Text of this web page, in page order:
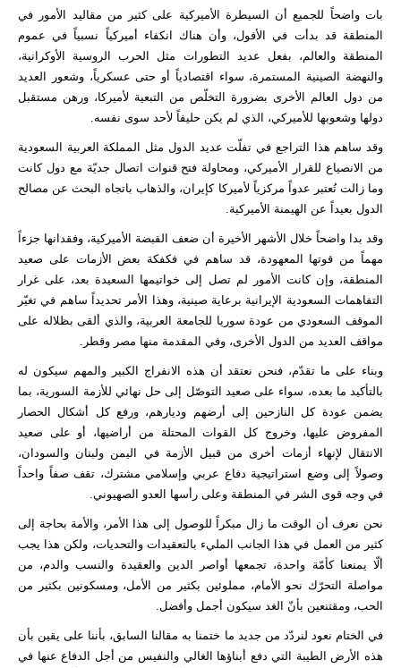
بات واضحاً للجميع أن السيطرة الأميركية على كثير من مقاليد الأمور في
المنطقة قد بدأت في الأفول، وأن هناك انكفاء أميركياً نسبياً في عموم
المنطقة والعالم، بفعل عديد التطورات مثل الحرب الروسية الأوكرانية،
والنهضة الصينية المستمرة، سواء اقتصادياً أو حتى عسكرياً، وشعور العديد
من دول العالم الأخرى بضرورة التخلّص من التبعية لأميركا، ورهن مستقبل
دولها وشعوبها للأميركي، الذي لم يكن حليفاً لأحد سوى نفسه.
وقد ساهم هذا التراجع في تفلّت عديد الدول مثل المملكة العربية السعودية
من الانصياع للقرار الأميركي، ومحاولة فتح قنوات اتصال جديّة مع دول كانت
وما زالت تُعتبر عدواً مركزياً لأميركا كإيران، والذهاب باتجاه البحث عن مصالح
الدول بعيداً عن الهيمنة الأميركية.
وقد بدا واضحاً خلال الأشهر الأخيرة أن ضعف القبضة الأميركية، وفقدانها جزءاً
مهماً من قوتها المعهودة، قد ساهم في فكفكة بعض الأزمات على صعيد
المنطقة، وإن كانت الأمور لم تصل إلى خواتيمها السعيدة بعد، على غرار
التفاهمات السعودية الإيرانية برعاية صينية، وهذا الأمر تحديداً ساهم في تغيّر
الموقف السعودي من عودة سوريا للجامعة العربية، والذي ألقى بظلاله على
مواقف العديد من الدول الأخرى، وفي المقدمة منها مصر وقطر.
وبناء على ما تقدّم، فنحن نعتقد أن هذه الانفراج الكبير والمهم سيكون له
بالتأكيد ما بعده، سواء على صعيد التوصّل إلى حل نهائي للأزمة السورية، بما
يضمن عودة كل النازحين إلى أرضهم وديارهم، ورفع كل أشكال الحصار
المفروض عليها، وخروج كل القوات المحتلة من أراضيها، أو على صعيد
الانتقال لإنهاء أزمات أخرى من قبيل الأزمة في اليمن ولبنان والسودان،
وصولاً إلى وضع استراتيجية دفاع عربي وإسلامي مشترك، تقف صفاً واحداً
في وجه قوى الشر في المنطقة وعلى رأسها العدو الصهيوني.
نحن نعرف أن الوقت ما زال مبكراً للوصول إلى هذا الأمر، والأمة بحاجة إلى
كثير من العمل في هذا الجانب المليء بالتعقيدات والتحديات، ولكن هذا يجب
ألّا يمنعنا كأمّة واحدة، تجمعها أواصر الدين والعقيدة والنسب والدم، من
مواصلة التحرّك نحو الأمام، مملوئين بكثير من الأمل، ومسكونين بكثير من
الحب، ومقتنعين بأنّ الغد سيكون أجمل وأفضل.
في الختام نعود لنردّد من جديد ما ختمنا به مقالنا السابق، بأننا على يقين بأن
هذه الأرض الطيبة التي دفع أبناؤها الغالي والنفيس من أجل الدفاع عنها في